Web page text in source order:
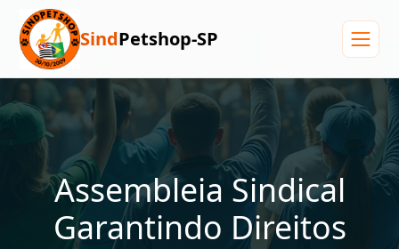
SindPetshop-SP
Assembleia Sindical
Garantindo Direitos